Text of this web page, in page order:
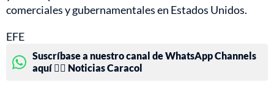
comerciales y gubernamentales en Estados Unidos.
EFE
Suscríbase a nuestro canal de WhatsApp Channels
aquí 👉🏻 Noticias Caracol